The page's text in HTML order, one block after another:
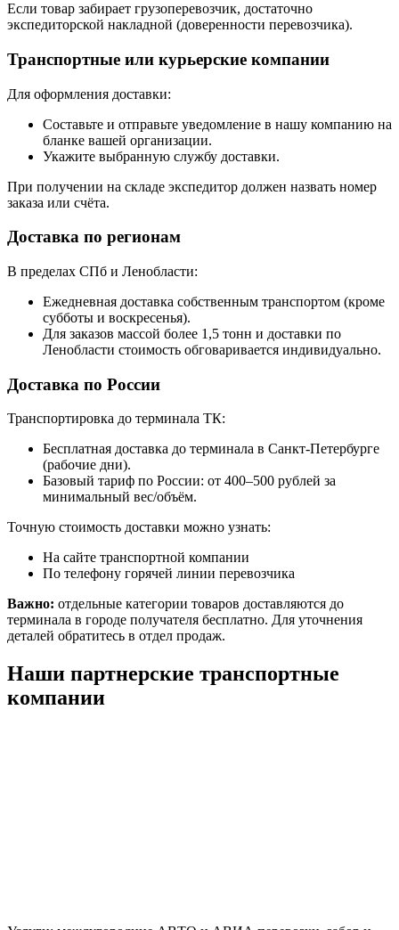
Если товар забирает грузоперевозчик, достаточно
экспедиторской накладной (доверенности перевозчика).
Транспортные или курьерские компании
Для оформления доставки:
Составьте и отправьте уведомление в нашу компанию на
бланке вашей организации.
Укажите выбранную службу доставки.
При получении на складе экспедитор должен назвать номер
заказа или счёта.
Доставка по регионам
В пределах СПб и Ленобласти:
Ежедневная доставка собственным транспортом (кроме
субботы и воскресенья).
Для заказов массой более 1,5 тонн и доставки по
Ленобласти стоимость обговаривается индивидуально.
Доставка по России
Транспортировка до терминала ТК:
Бесплатная доставка до терминала в Санкт-Петербурге
(рабочие дни).
Базовый тариф по России: от 400–500 рублей за
минимальный вес/объём.
Точную стоимость доставки можно узнать:
На сайте транспортной компании
По телефону горячей линии перевозчика
Важно: отдельные категории товаров доставляются до
терминала в городе получателя бесплатно. Для уточнения
деталей обратитесь в отдел продаж.
Наши партнерские транспортные
компании